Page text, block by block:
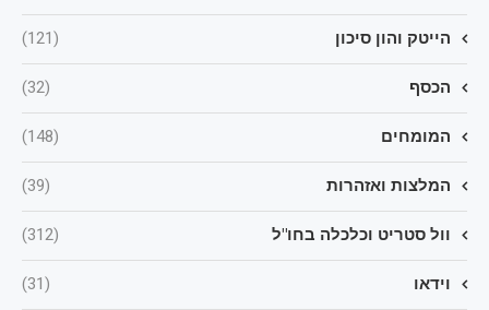
הייטק והון סיכון (121)
הכסף (32)
המומחים (148)
המלצות ואזהרות (39)
וול סטריט וכלכלה בחו"ל (312)
וידאו (31)